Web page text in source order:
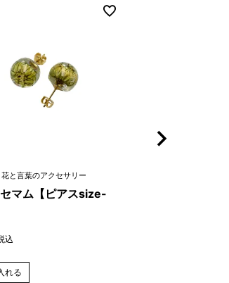
と言葉のアクセサリー
マム【ピアスsize-
込
れる